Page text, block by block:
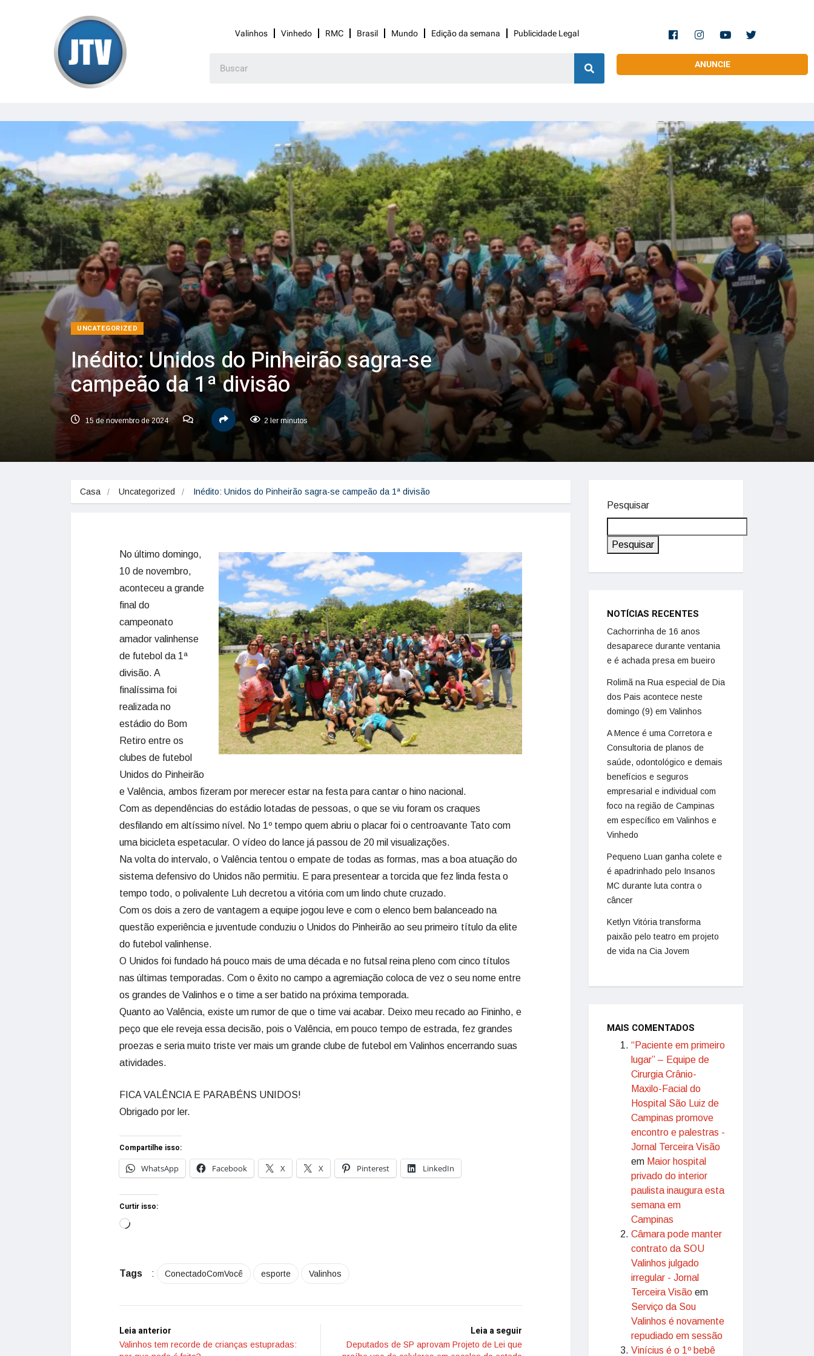
Valinhos Vinhedo RMC Brasil Mundo Edição da semana Publicidade Legal
ANUNCIE
UNCATEGORIZED
Inédito: Unidos do Pinheirão sagra-se
campeão da 1ª divisão
15 de novembro de 2024 2 ler minutos
Casa Uncategorized Inédito: Unidos do Pinheirão sagra-se campeão da 1ª divisão
No último domingo,
10 de novembro,
aconteceu a grande
final do
campeonato
amador valinhense
de futebol da 1ª
divisão. A
finalíssima foi
realizada no
estádio do Bom
Retiro entre os
clubes de futebol
Unidos do Pinheirão
e Valência, ambos fizeram por merecer estar na festa para cantar o hino nacional.
Com as dependências do estádio lotadas de pessoas, o que se viu foram os craques
desfilando em altíssimo nível. No 1º tempo quem abriu o placar foi o centroavante Tato com
uma bicicleta espetacular. O vídeo do lance já passou de 20 mil visualizações.
Na volta do intervalo, o Valência tentou o empate de todas as formas, mas a boa atuação do
sistema defensivo do Unidos não permitiu. E para presentear a torcida que fez linda festa o
tempo todo, o polivalente Luh decretou a vitória com um lindo chute cruzado.
Com os dois a zero de vantagem a equipe jogou leve e com o elenco bem balanceado na
questão experiência e juventude conduziu o Unidos do Pinheirão ao seu primeiro título da elite
do futebol valinhense.
O Unidos foi fundado há pouco mais de uma década e no futsal reina pleno com cinco títulos
nas últimas temporadas. Com o êxito no campo a agremiação coloca de vez o seu nome entre
os grandes de Valinhos e o time a ser batido na próxima temporada.
Quanto ao Valência, existe um rumor de que o time vai acabar. Deixo meu recado ao Fininho, e
peço que ele reveja essa decisão, pois o Valência, em pouco tempo de estrada, fez grandes
proezas e seria muito triste ver mais um grande clube de futebol em Valinhos encerrando suas
atividades.
FICA VALÊNCIA E PARABÉNS UNIDOS!
Obrigado por ler.
Compartilhe isso:
WhatsApp
Facebook X X Pinterest LinkedIn
Curtir isso:
Tags : ConectadoComVocê esporte Valinhos
Leia anterior
Valinhos tem recorde de crianças estupradas:
Leia a seguir
Deputados de SP aprovam Projeto de Lei que
Pesquisar
Pesquisar
NOTÍCIAS RECENTES
Cachorrinha de 16 anos
desaparece durante ventania
e é achada presa em bueiro
Rolimã na Rua especial de Dia
dos Pais acontece neste
domingo (9) em Valinhos
A Mence é uma Corretora e
Consultoria de planos de
saúde, odontológico e demais
benefícios e seguros
empresarial e individual com
foco na região de Campinas
em específico em Valinhos e
Vinhedo
Pequeno Luan ganha colete e
é apadrinhado pelo Insanos
MC durante luta contra o
câncer
Ketlyn Vitória transforma
paixão pelo teatro em projeto
de vida na Cia Jovem
MAIS COMENTADOS
“Paciente em primeiro
lugar” – Equipe de
Cirurgia Crânio-
Maxilo-Facial do
Hospital São Luiz de
Campinas promove
encontro e palestras -
Jornal Terceira Visão
em Maior hospital
privado do interior
paulista inaugura esta
semana em
Campinas
Câmara pode manter
contrato da SOU
Valinhos julgado
irregular - Jornal
Terceira Visão em
Serviço da Sou
Valinhos é novamente
repudiado em sessão
Vinícius é o 1º bebê